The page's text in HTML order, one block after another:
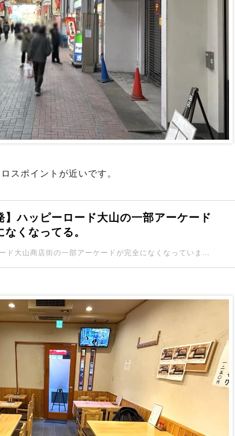
スポイントが近いです。
】ハッピーロード大山の一部アーケード
なくなってる。
ハッピーロード大山商店街の一部アーケードが完全になくなっています。 以前紹介した時は、アーケードの骨組みが残っている状態でしたが・・・ 今は完全になくなっていました。